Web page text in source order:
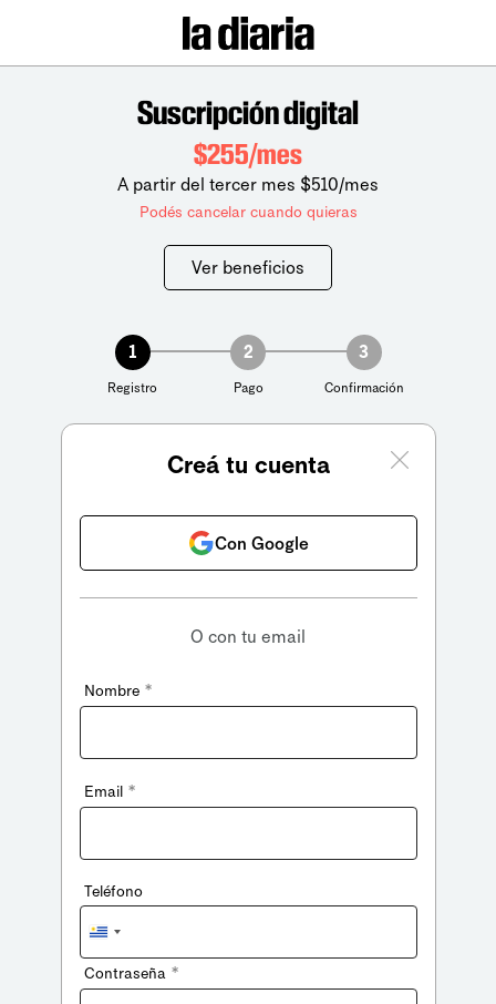
Suscripción digital
$255/mes
A partir del tercer mes $510/mes
Podés cancelar cuando quieras
Ver beneficios
1
Registro
2
Pago
3
Confirmación
Creá tu cuenta
Con Google
O con tu email
Nombre *
Email *
Teléfono
Uruguay
+598
Contraseña *